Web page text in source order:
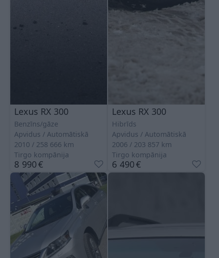
Lexus RX 300
Benzīns/gāze
Apvidus
Automātiskā
2010
258 666 km
Tirgo kompānija
8 990€
Lexus RX 300
Hibrīds
Apvidus
Automātiskā
2006
203 857 km
Tirgo kompānija
6 490€